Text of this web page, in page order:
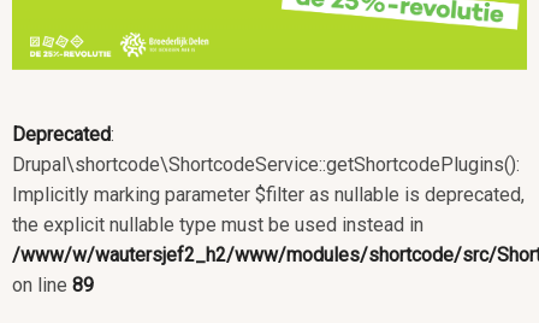
Deprecated:
Drupal\shortcode\ShortcodeService::getShortcodePlugins():
Implicitly marking parameter $filter as nullable is deprecated,
the explicit nullable type must be used instead in
/www/w/wautersjef2_h2/www/modules/shortcode/src/
on line 89